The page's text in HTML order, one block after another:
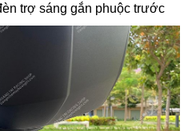
trợ sáng gắn phuộc trước